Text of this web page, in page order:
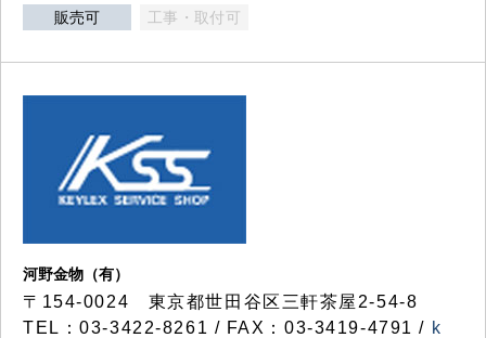
販売可 工事・取付可
河野金物（有）
〒154-0024 東京都世田谷区三軒茶屋2-54-8
TEL：03-3422-8261 / FAX：03-3419-4791 / k